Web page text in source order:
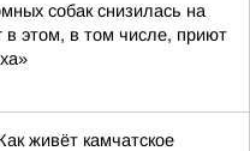
собак снизилась на
в этом, в том числе, приют
живёт камчатское